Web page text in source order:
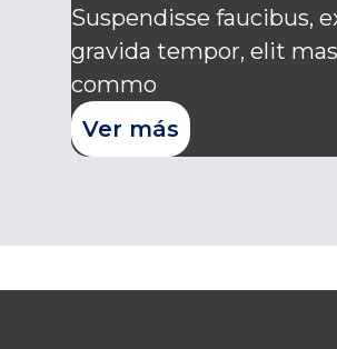
Suspendisse faucibus,
gravida tempor, elit
commo
Ver más